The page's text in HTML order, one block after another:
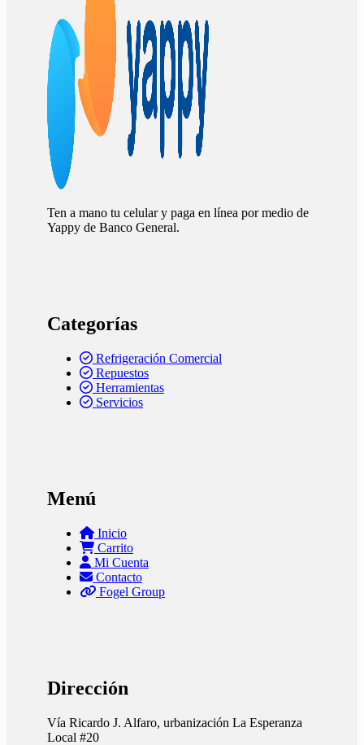
Ten a mano tu celular y paga en línea por medio de
Yappy de Banco General.
Categorías
Refrigeración Comercial
Repuestos
Herramientas
Servicios
Menú
Inicio
Carrito
Mi Cuenta
Contacto
Fogel Group
Dirección
Vía Ricardo J. Alfaro, urbanización La Esperanza
Local #20